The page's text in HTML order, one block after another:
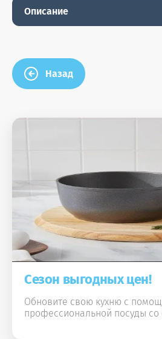
Описание
Назад
Сезон выгодных цен!
Обновите свою кухню с
профессиональной посуды со